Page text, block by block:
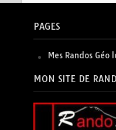
PAGES
Mes Randos Géo
MON SITE DE